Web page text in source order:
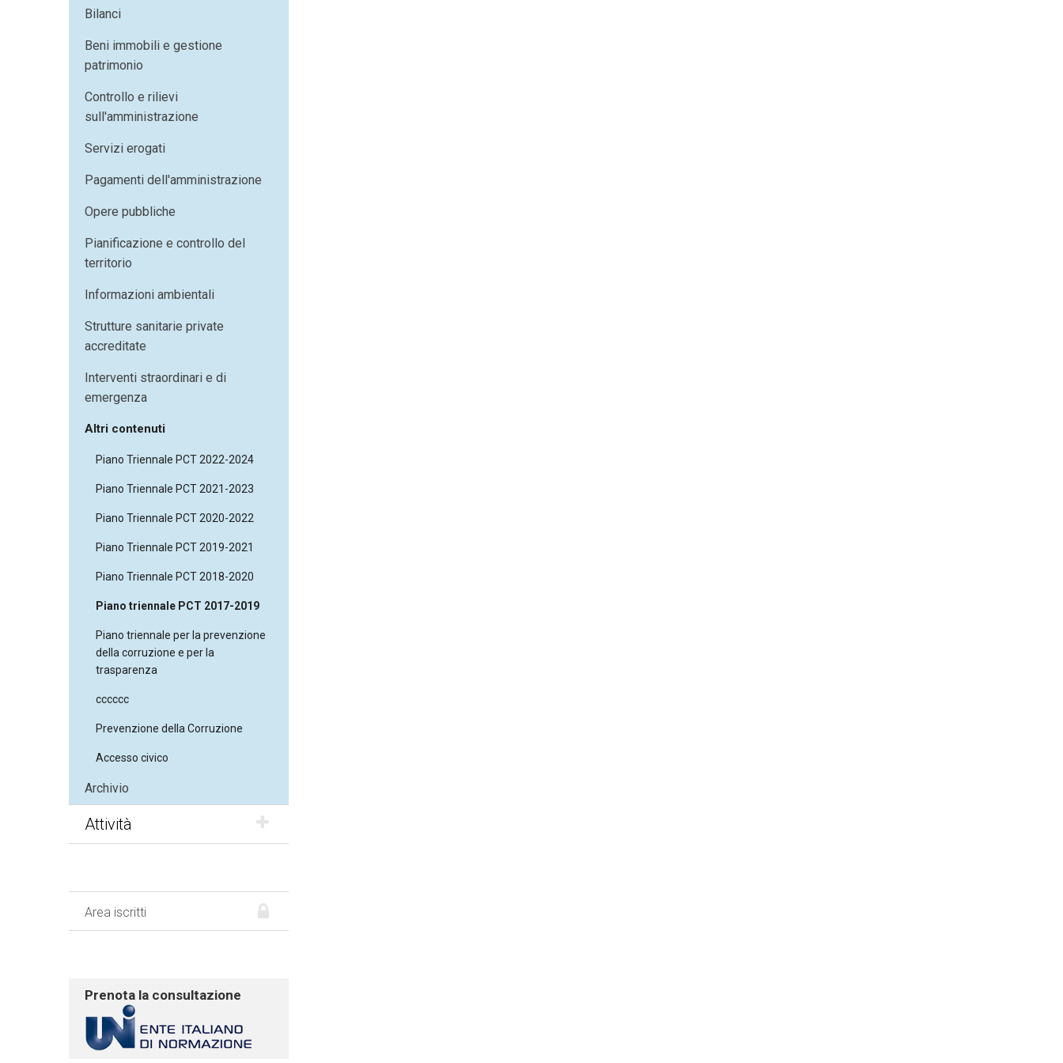
Bilanci
Beni immobili e gestione
patrimonio
Controllo e rilievi
sull'amministrazione
Servizi erogati
Pagamenti dell'amministrazione
Opere pubbliche
Pianificazione e controllo del
territorio
Informazioni ambientali
Strutture sanitarie private
accreditate
Interventi straordinari e di
emergenza
Altri contenuti
Piano Triennale PCT 2022-2024
Piano Triennale PCT 2021-2023
Piano Triennale PCT 2020-2022
Piano Triennale PCT 2019-2021
Piano Triennale PCT 2018-2020
Piano triennale PCT 2017-2019
Piano triennale per la prevenzione
della corruzione e per la
trasparenza
cccccc
Prevenzione della Corruzione
Accesso civico
Archivio
Attività
Area iscritti
Prenota la consultazione